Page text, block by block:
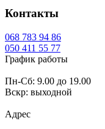
Контакты
068 783 94 86
050 411 55 77
График работы
Пн-Сб: 9.00 до 19.00
Вскр: выходной
Адрес